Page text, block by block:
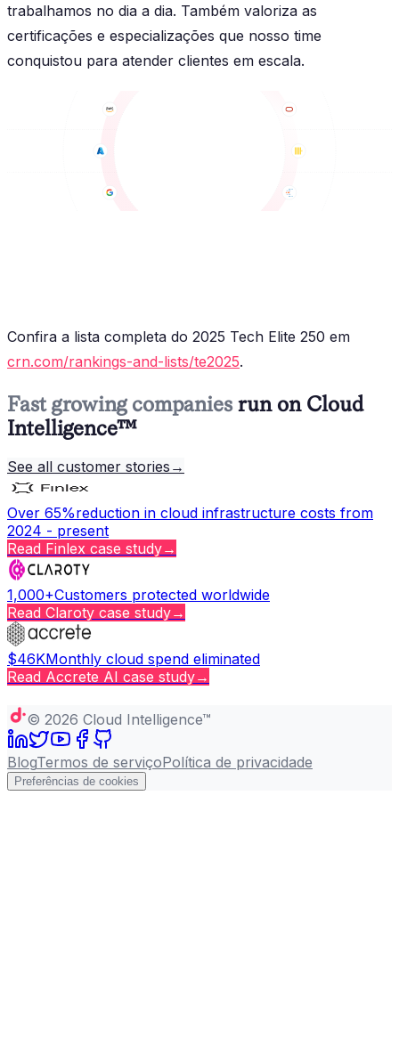
trabalhamos no dia a dia. Também valoriza as
certificações e especializações que nosso time
conquistou para atender clientes em escala.
Confira a lista completa do 2025 Tech Elite 250 em
crn.com/rankings-and-lists/te2025.
Fast growing companies run on Cloud
Intelligence™
See all customer stories →
Over 65%reduction in cloud infrastructure costs from
2024 - present
Read Finlex case study→
1,000+Customers protected worldwide
Read Claroty case study→
$46KMonthly cloud spend eliminated
Read Accrete AI case study→
© 2026 Cloud Intelligence™
BlogTermos de serviçoPolítica de privacidade
Preferências de cookies